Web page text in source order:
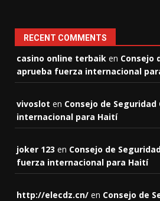
RECENT COMMENTS
casino online terbaik en Consejo
aprueba fuerza internacional
vivoslot en Consejo de
internacional para Haití
joker 123 en Consejo de
fuerza internacional para Haití
http://elecdz.cn/ en Consejo de